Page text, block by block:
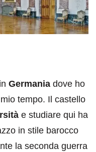
Germania dove ho
tempo. Il castello
e studiare qui ha
in stile barocco
la seconda guerra